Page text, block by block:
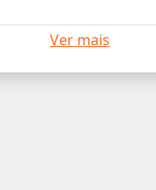
Ver mais